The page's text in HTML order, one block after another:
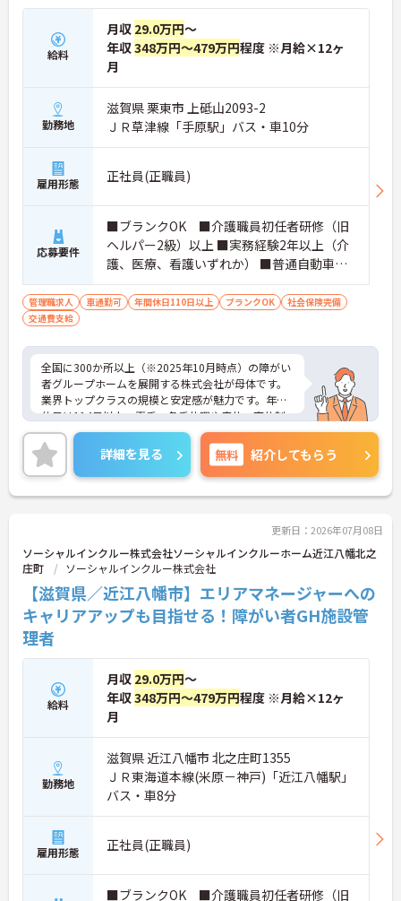
給料
月収 29.0万円～
年収348万円～479万円程度 ※月給×12ヶ
月
勤務地
滋賀県 栗東市 上砥山2093-2
ＪＲ草津線「手原駅」バス・車10分
雇用形態 正社員(正職員)
応募要件
■ブランクOK ■介護職員初任者研修（旧
ヘルパー2級）以上 ■実務経験2年以上（介
護、医療、看護いずれか） ■普通自動車運
転免許(AT限定可) ※管理業務に就かれて
いた方歓迎
管理職求人 車通勤可 年間休日110日以上 ブランクOK
社会保険完備
交通費支給
全国に300か所以上（※2025年10月時点）の障がい
者グループホームを展開する株式会社が母体です。
業界トップクラスの規模と安定感が魅力です。年間
休日は114日以上、夏季・冬季休暇や産休・育休制
度もしっかり整っており、プライベートとの両立も
可能。これまでのご経験を活かし、新しいキャリア
を築きたい方、ぜひご応募ください。20代から60代
まで、幅広い年代の方が活躍できる職場です。ご興
味のある方は詳細等をお伝えしますので、お気軽に
詳細を見る 無料 紹介してもらう
更新日：2026年07月08日
ソーシャルインクルー株式会社ソーシャルインクルーホーム近江八幡北之
庄町
ソーシャルインクルー株式会社
【滋賀県／近江八幡市】エリアマネージャーへの
キャリアアップも目指せる！障がい者GH施設管
理者
給料
月収 29.0万円～
年収348万円～479万円程度 ※月給×12ヶ
月
勤務地
滋賀県 近江八幡市 北之庄町1355
ＪＲ東海道本線(米原－神戸)「近江八幡駅」
バス・車8分
雇用形態 正社員(正職員)
■ブランクOK ■介護職員初任者研修（旧